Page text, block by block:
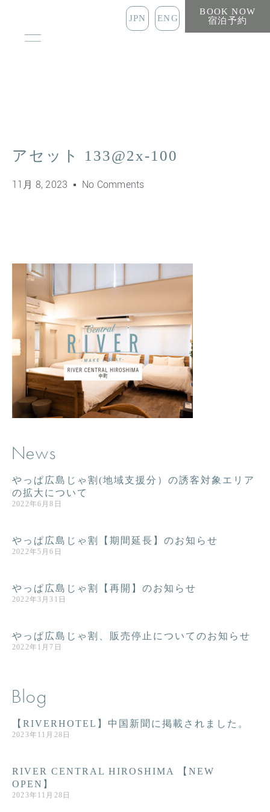
JPN ENG
BOOK NOW
宿泊予約
アセット 133@2x-100
11月 8, 2023 No Comments
News
やっぱ広島じゃ割(地域支援分）の誘客対象エリア
の拡大について
2022年6月8日
やっぱ広島じゃ割【期間延長】のお知らせ
2022年5月6日
やっぱ広島じゃ割【再開】のお知らせ
2022年3月31日
やっぱ広島じゃ割、販売停止についてのお知らせ
2022年1月7日
Blog
【RIVERHOTEL】中国新聞に掲載されました。
2023年11月28日
RIVER CENTRAL HIROSHIMA 【NEW
OPEN】
2023年11月28日